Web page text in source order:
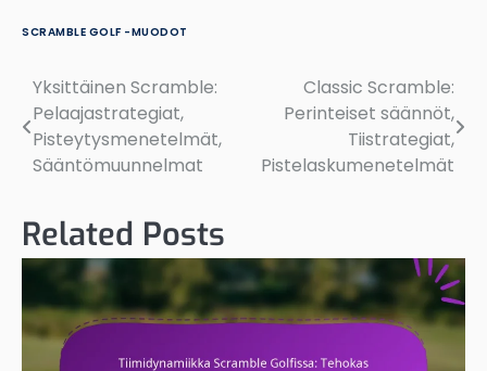
SCRAMBLE GOLF -MUODOT
Post
navigation
Yksittäinen Scramble:
Pelaajastrategiat,
Pisteytysmenetelmät,
Sääntömuunnelmat
Classic Scramble:
Perinteiset säännöt,
Tiistrategiat,
Pistelaskumenetelmät
Related Posts